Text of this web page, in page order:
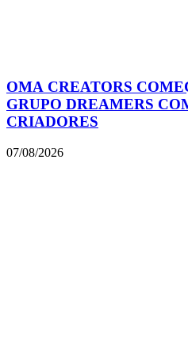
OMA CREATORS
GRUPO DREAMERS
CRIADORES
07/08/2026